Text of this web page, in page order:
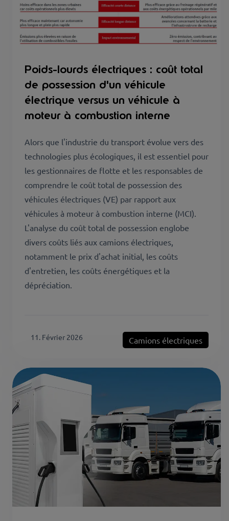
Poids-lourds électriques : coût total
de possession d'un véhicule
électrique versus un véhicule à
moteur à combustion interne
Alors que l'industrie du transport évolue vers des
technologies plus écologiques, il est essentiel pour
les gestionnaires de flotte et les responsables de
comprendre le coût total de possession des
véhicules électriques (VE) par rapport aux
véhicules à moteur à combustion interne (MCI).
L'analyse du coût total de possession englobe
divers coûts liés aux camions électriques,
notamment le prix d'achat initial, les coûts
d'entretien, les coûts énergétiques et la
dépréciation.
11. Février 2026 Camions électriques